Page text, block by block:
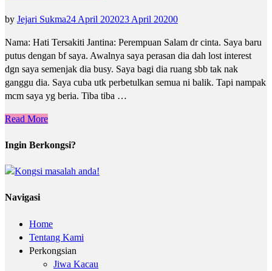
by Jejari Sukma24 April 202023 April 20200
Nama: Hati Tersakiti Jantina: Perempuan Salam dr cinta. Saya baru
putus dengan bf saya. Awalnya saya perasan dia dah lost interest
dgn saya semenjak dia busy. Saya bagi dia ruang sbb tak nak
ganggu dia. Saya cuba utk perbetulkan semua ni balik. Tapi nampak
mcm saya yg beria. Tiba tiba …
Read More
Ingin Berkongsi?
Navigasi
Home
Tentang Kami
Perkongsian
Jiwa Kacau